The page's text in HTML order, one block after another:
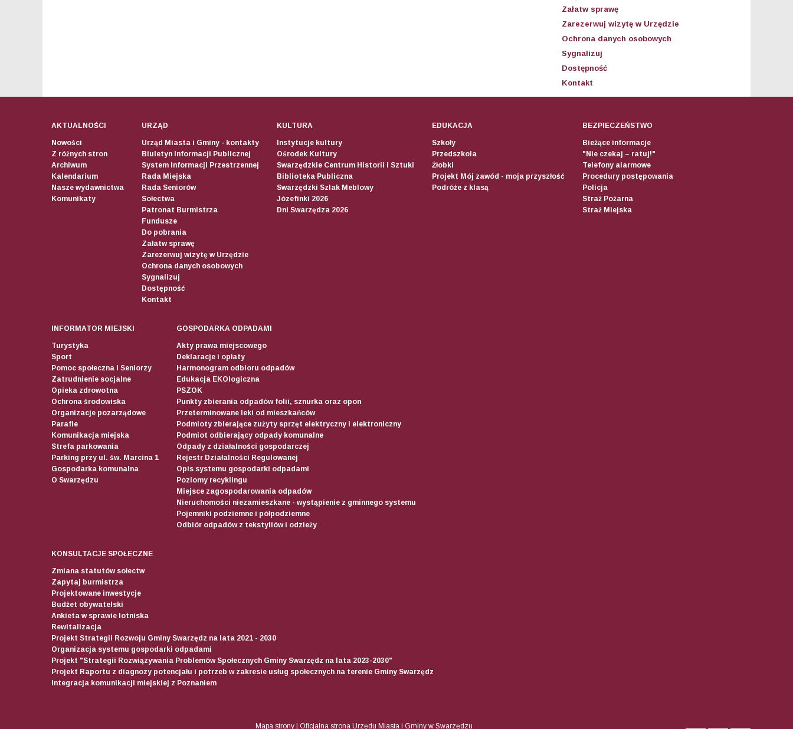
Załatw sprawę
Zarezerwuj wizytę w Urzędzie
Ochrona danych osobowych
Sygnalizuj
Dostępność
Kontakt
AKTUALNOŚCI
Nowości
Z różnych stron
Archiwum
Kalendarium
Nasze wydawnictwa
Komunikaty
URZĄD
Urząd Miasta i Gminy - kontakty
Biuletyn Informacji Publicznej
System Informacji Przestrzennej
Rada Miejska
Rada Seniorów
Sołectwa
Patronat Burmistrza
Fundusze
Do pobrania
Załatw sprawę
Zarezerwuj wizytę w Urzędzie
Ochrona danych osobowych
Sygnalizuj
Dostępność
Kontakt
KULTURA
Instytucje kultury
Ośrodek Kultury
Swarzędzkie Centrum Historii i Sztuki
Biblioteka Publiczna
Swarzędzki Szlak Meblowy
Józefinki 2026
Dni Swarzędza 2026
EDUKACJA
Szkoły
Przedszkola
Żłobki
Projekt Mój zawód - moja przyszłość
Podróże z klasą
BEZPIECZEŃSTWO
Bieżące informacje
"Nie czekaj – ratuj!"
Telefony alarmowe
Procedury postępowania
Policja
Straż Pożarna
Straż Miejska
INFORMATOR MIEJSKI
Turystyka
Sport
Pomoc społeczna i Seniorzy
Zatrudnienie socjalne
Opieka zdrowotna
Ochrona środowiska
Organizacje pozarządowe
Parafie
Komunikacja miejska
Strefa parkowania
Parking przy ul. św. Marcina 1
Gospodarka komunalna
O Swarzędzu
GOSPODARKA ODPADAMI
Akty prawa miejscowego
Deklaracje i opłaty
Harmonogram odbioru odpadów
Edukacja EKOlogiczna
PSZOK
Punkty zbierania odpadów folii, sznurka oraz opon
Przeterminowane leki od mieszkańców
Podmioty zbierające zużyty sprzęt elektryczny i elektroniczny
Podmiot odbierający odpady komunalne
Odpady z działalności gospodarczej
Rejestr Działalności Regulowanej
Opis systemu gospodarki odpadami
Poziomy recyklingu
Miejsce zagospodarowania odpadów
Nieruchomości niezamieszkane - wystąpienie z gminnego systemu
Pojemniki podziemne i półpodziemne
Odbiór odpadów z tekstyliów i odzieży
KONSULTACJE SPOŁECZNE
Zmiana statutów sołectw
Zapytaj burmistrza
Projektowane inwestycje
Budżet obywatelski
Ankieta w sprawie lotniska
Rewitalizacja
Projekt Strategii Rozwoju Gminy Swarzędz na lata 2021 - 2030
Organizacja systemu gospodarki odpadami
Projekt "Strategii Rozwiązywania Problemów Społecznych Gminy Swarzędz na lata 2023-2030"
Projekt Raportu z diagnozy potencjału i potrzeb w zakresie usług społecznych na terenie Gminy Swarzędz
Integracja komunikacji miejskiej z Poznaniem
Mapa strony Oficjalna strona Urzędu Miasta i Gminy w Swarzędzu